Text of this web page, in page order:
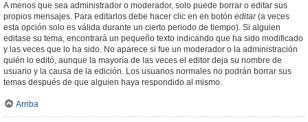
A menos que sea administrador o moderador, solo puede borrar o editar sus
propios mensajes. Para editarlos debe hacer clic en en botón editar(a veces
esta opción solo es válida durante un cierto periodo de tiempo). Si alguien
editase su tema, encontrará un pequeño texto indicando que ha sido modificado
y las veces que lo ha sido. No aparece si fue un moderador o la administración
quién lo editó, aunque la mayoría de las veces el editor deja su nombre de
usuario y la causa de la edición. Los usuarios normales no podrán borrar sus
temas después de que alguien haya respondido al mismo.
Arriba